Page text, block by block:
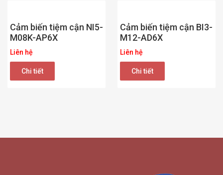
Cảm biến tiệm cận NI5-
M08K-AP6X
Liên hệ
Chi tiết
Cảm biến tiệm cận BI3-
M12-AD6X
Liên hệ
Chi tiết